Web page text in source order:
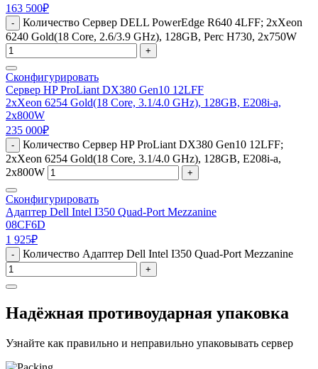
163 500₽
-
Количество Сервер DELL PowerEdge R640 4LFF; 2xXeon
6240 Gold(18 Core, 2.6/3.9 GHz), 128GB, Perc H730, 2x750W
+
Сконфигурировать
Сервер HP ProLiant DX380 Gen10 12LFF
2xXeon 6254 Gold(18 Core, 3.1/4.0 GHz), 128GB, E208i-a,
2x800W
235 000₽
-
Количество Сервер HP ProLiant DX380 Gen10 12LFF;
2xXeon 6254 Gold(18 Core, 3.1/4.0 GHz), 128GB, E208i-a,
2x800W
+
Сконфигурировать
Адаптер Dell Intel I350 Quad-Port Mezzanine
08CF6D
1 925₽
- Количество Адаптер Dell Intel I350 Quad-Port Mezzanine
+
Надёжная противоударная упаковка
Узнайте как правильно и неправильно упаковывать сервер